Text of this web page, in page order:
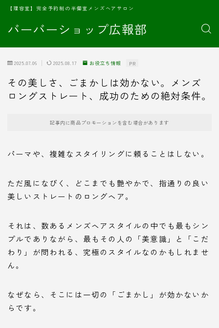
バーバーショップ広報部
【理容室】完全予約制の半個室メンズヘアサロン
2025.07.06 2025.08.17 お役立ち情報 PR
その美しさ、ごまかしは効かない。メンズ
ロングストレート、成功のための絶対条件。
記事内に商品プロモーションを含む場合があります
パーマや、複雑なスタイリングに頼ることはしない。
ただ風になびく、どこまでも艶やかで、指通りの良い
美しいストレートのロングヘア。
それは、数あるメンズヘアスタイルの中でも最もシン
プルでありながら、最もその人の「美意識」と「こだ
わり」が問われる、究極のスタイルなのかもしれませ
ん。
なぜなら、そこには一切の「ごまかし」が効かないか
らです。